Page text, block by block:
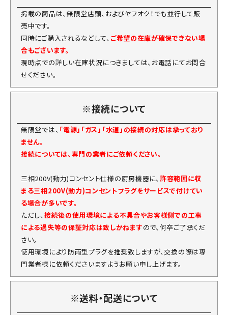
掲載の商品は、無限堂店頭、およびヤフオク！でも並行して販
売中です。
同時にご購入されるなどして、 ご希望の在庫が確保できない場
合もございます。
現時点での詳しい在庫状況につきましては、お電話にてお問合
せください。
※接続について
無限堂では、 「電源」「ガス」「水道」の接続の対応は承っており
ません。
接続については、専門の業者にご依頼ください。
三相200V(動力)コンセント仕様の厨房機器に、許容範囲に収
まる三相200V(動力)コンセントプラグをサービスで付けてい
る場合が多いです。
ただし、接続後の使用環境による不具合やお客様側での工事
による過失等の保証対応は致しかねますので、何卒ご了承くだ
さい。
使用環境により防雨型プラグを推奨致しますが、交換の際は専
門業者様に依頼くださいますようお願い申し上げます。
※送料・配送について